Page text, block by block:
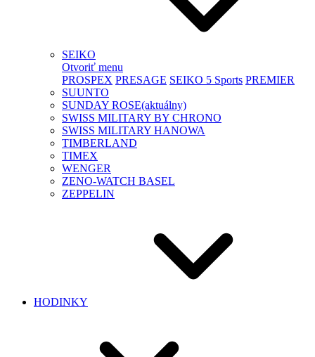
SEIKO
Otvoriť menu
PROSPEX PRESAGE SEIKO 5 Sports PREMIER
SUUNTO
SUNDAY ROSE(aktuálny)
SWISS MILITARY BY CHRONO
SWISS MILITARY HANOWA
TIMBERLAND
TIMEX
WENGER
ZENO-WATCH BASEL
ZEPPELIN
HODINKY